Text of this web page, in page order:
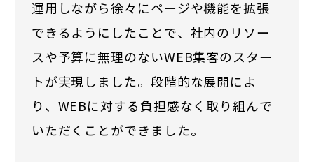
運用しながら徐々にページや機能を拡張
できるようにしたことで、社内のリソー
スや予算に無理のないWEB集客のスター
トが実現しました。段階的な展開によ
り、WEBに対する負担感なく取り組んで
いただくことができました。